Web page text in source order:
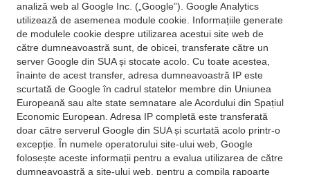
analiză web al Google Inc. („Google”). Google Analytics
utilizează de asemenea module cookie. Informațiile generate
de modulele cookie despre utilizarea acestui site web de
către dumneavoastră sunt, de obicei, transferate către un
server Google din SUA și stocate acolo. Cu toate acestea,
înainte de acest transfer, adresa dumneavoastră IP este
scurtată de Google în cadrul statelor membre din Uniunea
Europeană sau alte state semnatare ale Acordului din Spațiul
Economic European. Adresa IP completă este transferată
doar către serverul Google din SUA și scurtată acolo printr-o
excepție. În numele operatorului site-ului web, Google
folosește aceste informații pentru a evalua utilizarea de către
dumneavoastră a site-ului web, pentru a compila rapoarte